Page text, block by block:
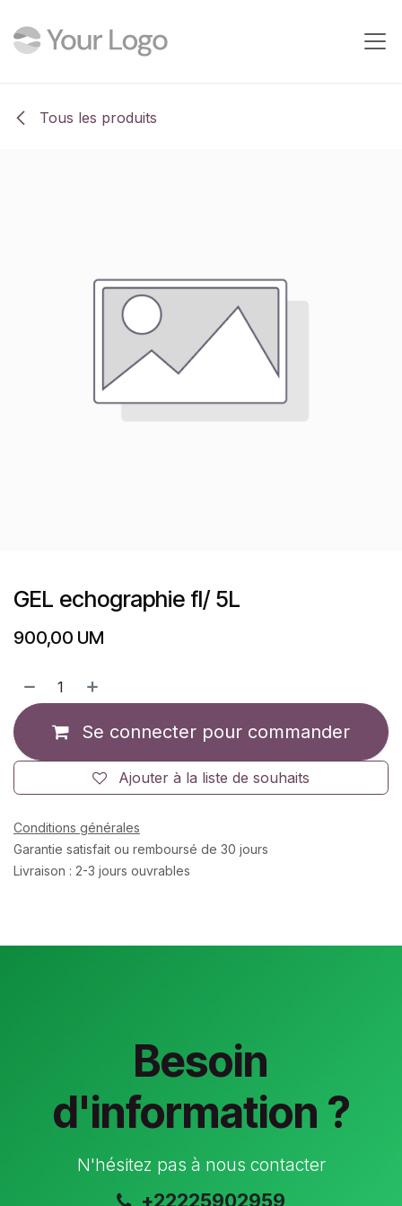
Tous les produits
GEL echographie fl/ 5L
900,00 UM
Se connecter pour commander
Ajouter à la liste de souhaits
Conditions générales
Garantie satisfait ou remboursé de 30 jours
Livraison : 2-3 jours ouvrables
Besoin
d'information ?
N'hésitez pas à nous contacter
+22225902959